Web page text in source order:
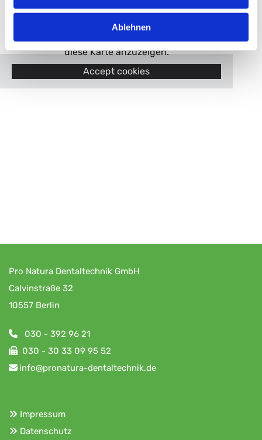
Ablehnen
Bitte akzeptieren Sie Marketing-Cookies, um
diese Karte anzuzeigen.
Accept cookies
Pro Natura Dentaltechnik GmbH
Calvinstraße 32
10557 Berlin
 030 - 392 96 21
 030 - 30 33 09 95 52
 info@pronatura-dentaltechnik.de
 Impressum
 Datenschutz